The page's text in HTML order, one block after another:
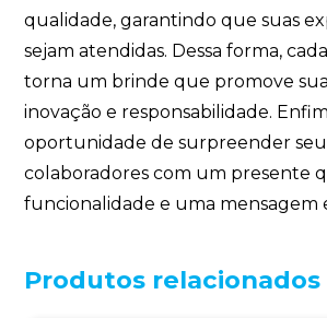
qualidade, garantindo que suas
sejam atendidas. Dessa forma,
torna um brinde que promove
inovação e responsabilidade.
oportunidade de surpreender
colaboradores com um presente
funcionalidade e uma mensagem
Produtos relacionados